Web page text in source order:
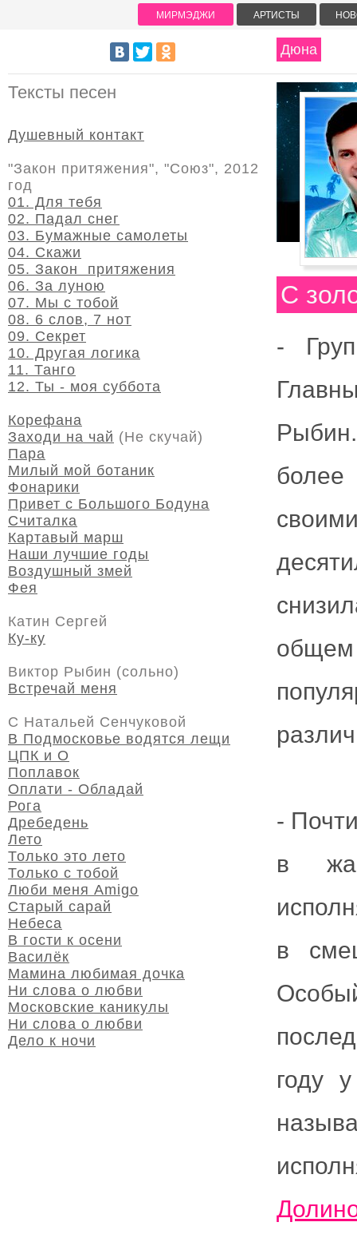
Дюна
С
-
-
в
в
году
Тексты песен
Душевный контакт
"Закон притяжения", "Союз", 2012
год
01. Для тебя
02. Падал снег
03. Бумажные самолеты
04. Скажи
05. Закон притяжения
06. За луною
07. Мы с тобой
08. 6 слов, 7 нот
09. Секрет
10. Другая логика
11. Танго
12. Ты - моя суббота
Корефана
Заходи на чай (Не скучай)
Пара
Милый мой ботаник
Фонарики
Привет с Большого Бодуна
Считалка
Картавый марш
Наши лучшие годы
Воздушный змей
Фея
Катин Сергей
Ку-ку
Виктор Рыбин (сольно)
Встречай меня
С Натальей Сенчуковой
В Подмосковье водятся лещи
ЦПК и О
Поплавок
Оплати - Обладай
Рога
Дребедень
Лето
Только это лето
Только с тобой
Люби меня Amigo
Старый сарай
Небеса
В гости к осени
Василёк
Мамина любимая дочка
Ни слова о любви
Московские каникулы
Ни слова о любви
Дело к ночи
МИРМЭДЖИ АРТИСТЫ